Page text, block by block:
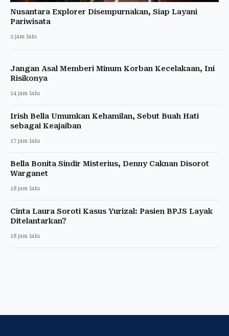
Nusantara Explorer Disempurnakan, Siap Layani
Pariwisata
2 jam lalu
Jangan Asal Memberi Minum Korban Kecelakaan, Ini
Risikonya
14 jam lalu
Irish Bella Umumkan Kehamilan, Sebut Buah Hati
sebagai Keajaiban
17 jam lalu
Bella Bonita Sindir Misterius, Denny Caknan Disorot
Warganet
18 jam lalu
Cinta Laura Soroti Kasus Yurizal: Pasien BPJS Layak
Ditelantarkan?
18 jam lalu